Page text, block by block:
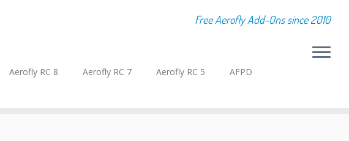
Free Aerofly Add-Ons since 2010
Aerofly RC 8 Aerofly RC 7 Aerofly RC 5
AFPD